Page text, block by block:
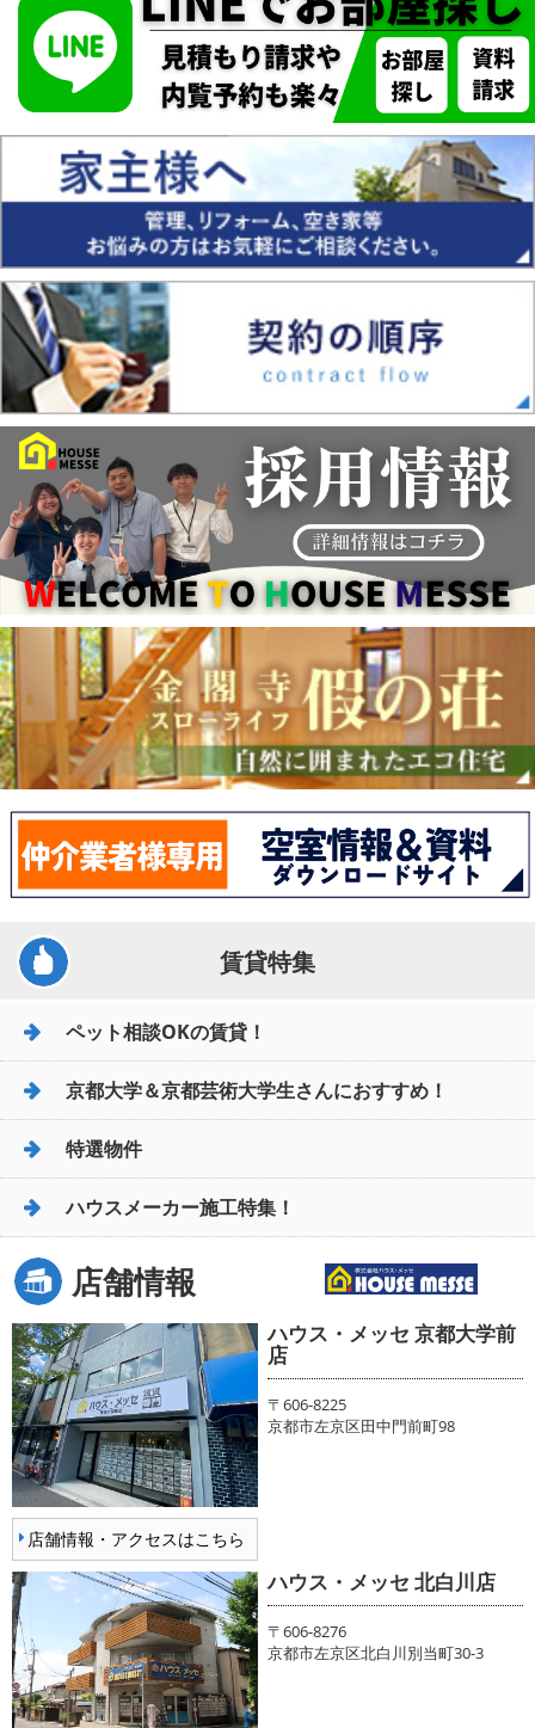
賃貸特集
ペット相談OKの賃貸！
京都大学＆京都芸術大学生さんにおすすめ！
特選物件
ハウスメーカー施工特集！
店舗情報
店舗情報・アクセスはこちら
ハウス・メッセ 京都大学前
店
〒606-8225
京都市左京区田中門前町98
ハウス・メッセ 北白川店
〒606-8276
京都市左京区北白川別当町30-3